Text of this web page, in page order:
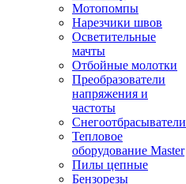
Мотопомпы
Нарезчики швов
Осветительные
мачты
Отбойные молотки
Преобразователи
напряжения и
частоты
Снегоотбрасыватели
Тепловое
оборудование Master
Пилы цепные
Бензорезы